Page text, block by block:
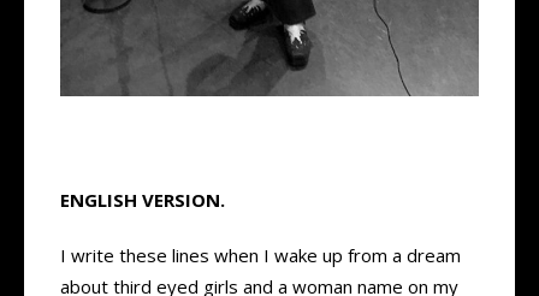
ENGLISH VERSION.
I write these lines when I wake up from a dream
about third eyed girls and a woman name on my